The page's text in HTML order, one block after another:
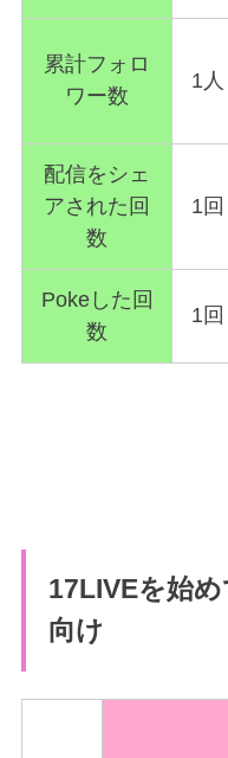
累計フォロ
ワー数
1人
配信をシェ
アされた回
数
1回
Pokeした回
数
1回
17LIVEを始
向け